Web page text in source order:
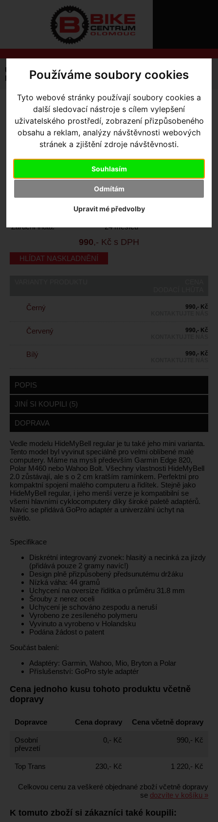
Používáme soubory cookies
Tyto webové stránky používají soubory cookies a
další sledovací nástroje s cílem vylepšení
uživatelského prostředí, zobrazení přizpůsobeného
obsahu a reklam, analýzy návštěvnosti webových
stránek a zjištění zdroje návštěvnosti.
Souhlasím
Odmítám
Upravit mé předvolby
O
SLUŽBY
ZTRATILI
Úvodní strana Výbava pro kolo
Cyklocomputery
Příslušenství
Držák pro Wahoo/Garmin HideMyBell Mini
DRŽÁK PRO
WAHOO/GARMIN
HIDEMYBELL MINI- Černý
Výrobce:
Close The Gap
Ne
Záruční lhůta:
24 měsíců
990,- Kč s DPH
HLÍDAT NASKLADNĚNÍ
Černý
990,- Kč
Červený
990,- Kč
Bílý
990,- Kč
POPIS
JINÍ SI KOUPILI (5)
DOPRAVA
Vedle modelu HideMyBell regular je tu také jeho mini varianta.
Tento model byl vyvinut speciálně pro velmi oblíbené malé
computery. Máme na mysli především Garmin Edge 820,
Polar M460 nebo Wahoo Bolt. Všechny vlastnosti HideMyBell
2.0 zůstávají, ale s o 2 cm kratším ramínkem. Perfektní pro
kompaktní spojení malého computeru a řidítek. Stejně jako
HideMyBell regular, i jeho menší verze je kompatibilní se
všemi hlavními cyklocomputery díky široké paletě adaptérů.
Navíc se přidává GoPro adaptér a univerzální úchyt na
světlo.
Specifikace
Diskrétní integrovaný zvonek: hlasitý a necinká za jízdy
(přidává pouze 2 gramy navíc!)
Design plně přizpůsobený předsunutému držáku
Nízká váha: 44 gramů
Uchycení na oversize řidítka o průměru 31.8 mm
Šrouby z nerez oceli
Uchycení je schováno zespodu a neruší
Vyrobeno ze zesíleného polymeru
Vyvinuto a vyrobeno v Holandsku
Podána žádost o patent
Součást balení:
Adaptéry: Garmin, Wahoo, Mio, Bryton a Polar
Příslušenství: GoPro style adaptér
Cena jednoho kusu tohoto produktu včetně
dopravy
Dopravce Cena dopravy Cena včetně dopravy
Osobní
převzetí
0,- Kč 990,- Kč
Top Trans 230,- Kč 1 220,- Kč
Celkovou cenu za veškeré objednané zboží včetně dopravy
se dozvíte v košíku »
K tomuto zboží si zákazníci také koupili: